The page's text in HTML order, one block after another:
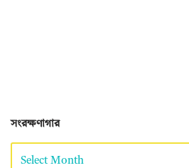
সংরক্ষণাগার